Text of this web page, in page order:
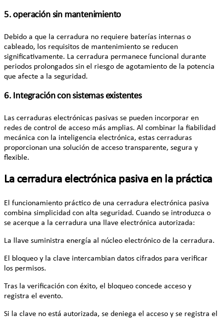
5. operación sin mantenimiento
Debido a que la cerradura no requiere baterías internas o
cableado, los requisitos de mantenimiento se reducen
significativamente. La cerradura permanece funcional durante
periodos prolongados sin el riesgo de agotamiento de la potencia
que afecte a la seguridad.
6. Integración con sistemas existentes
Las cerraduras electrónicas pasivas se pueden incorporar en
redes de control de acceso más amplias. Al combinar la fiabilidad
mecánica con la inteligencia electrónica, estas cerraduras
proporcionan una solución de acceso transparente, segura y
flexible.
La cerradura electrónica pasiva en la práctica
El funcionamiento práctico de una cerradura electrónica pasiva
combina simplicidad con alta seguridad. Cuando se introduzca o
se acerque a la cerradura una llave electrónica autorizada:
La llave suministra energía al núcleo electrónico de la cerradura.
El bloqueo y la clave intercambian datos cifrados para verificar
los permisos.
Tras la verificación con éxito, el bloqueo concede acceso y
registra el evento.
Si la clave no está autorizada, se deniega el acceso y se registra el